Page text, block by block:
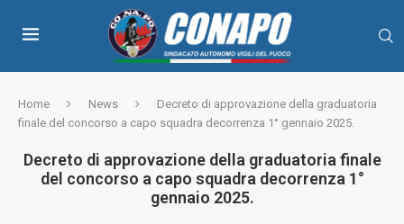
Home News
Decreto di approvazione della graduatoria
finale del concorso a capo squadra decorrenza 1° gennaio 2025.
Decreto di approvazione della graduatoria finale
del concorso a capo squadra decorrenza 1°
gennaio 2025.